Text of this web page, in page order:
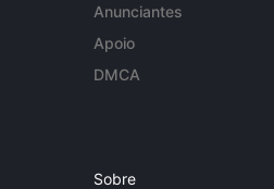
Anunciantes
Apoio
DMCA
Sobre